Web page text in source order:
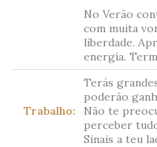
No Verão
com muita
liberdade.
energia.
Trabalho:
Terás
poderão
Não te
perceber
Sinais a teu